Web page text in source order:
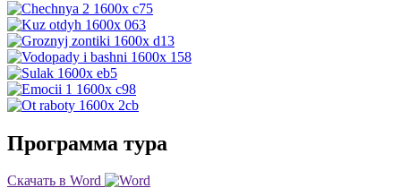
Программа тура
Скачать в Word